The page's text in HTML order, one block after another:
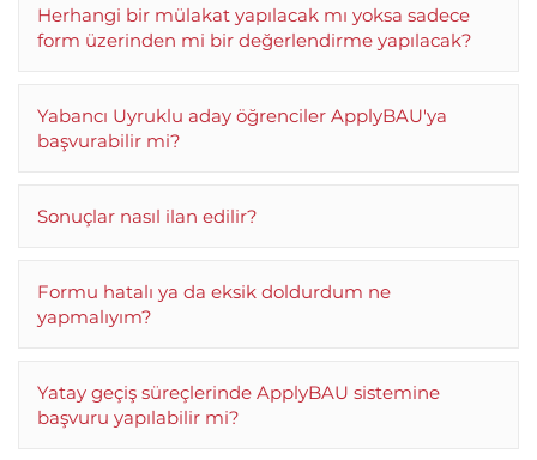
Herhangi bir mülakat yapılacak mı yoksa sadece
form üzerinden mi bir değerlendirme yapılacak?
Yabancı Uyruklu aday öğrenciler ApplyBAU'ya
başvurabilir mi?
Sonuçlar nasıl ilan edilir?
Formu hatalı ya da eksik doldurdum ne
yapmalıyım?
Yatay geçiş süreçlerinde ApplyBAU sistemine
başvuru yapılabilir mi?